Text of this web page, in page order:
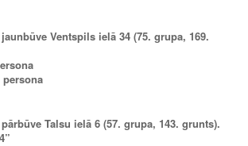
Ventspils ielā 34 (75. grupa, 169.
Talsu ielā 6 (57. grupa, 143. grunts).